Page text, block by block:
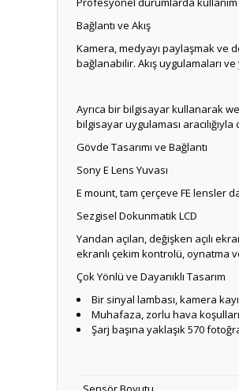
Bağlantı ve Akış
Kamera, medyayı paylaşmak ve
bağlanabilir. Akış uygulamaları
Ayrıca bir bilgisayar kullanarak
bilgisayar uygulaması
Gövde Tasarımı ve Bağlantı
Sony E Lens Yuvası
E mount, tam çerçeve FE lensler
Sezgisel Dokunmatik LCD
Yandan açılan, değişken açılı
ekranlı çekim kontrolü, oynatma
Çok Yönlü ve Dayanıklı Tasarım
Bir sinyal lambası, kamera
Muhafaza, zorlu hava
Şarj başına yaklaşık 570